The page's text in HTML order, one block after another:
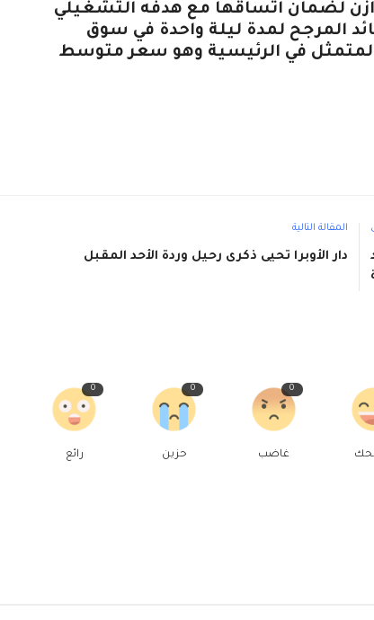
لضمان اتساقها مع هدفه التشغيلي
المرجح لمدة ليلة واحدة في سوق
في الرئيسية وهو سعر متوسط
المقالة التالية
دار الأوبرا تحيى ذكرى رحيل وردة الأحد المقبل
0
غاضب
0
حزين
0
رائع